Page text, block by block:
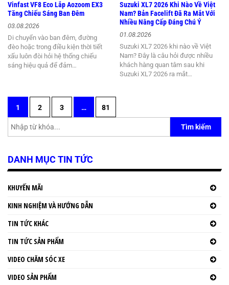
Vinfast VF8 Eco Lắp Aozoom EX3
Tăng Chiếu Sáng Ban Đêm
03.08.2026
Di chuyển vào ban đêm, đường
đèo hoặc trong điều kiện thời tiết
xấu luôn đòi hỏi hệ thống chiếu
sáng hiệu quả để đảm…
Suzuki XL7 2026 Khi Nào Về Việt
Nam? Bản Facelift Đã Ra Mắt Với
Nhiều Nâng Cấp Đáng Chú Ý
01.08.2026
Suzuki XL7 2026 khi nào về Việt
Nam? Đây là câu hỏi được nhiều
khách hàng quan tâm sau khi
Suzuki XL7 2026 ra mắt…
1 2 3 … 81
Tìm kiếm
DANH MỤC TIN TỨC
KHUYẾN MÃI
KINH NGHIỆM VÀ HƯỚNG DẪN
TIN TỨC KHÁC
TIN TỨC SẢN PHẨM
VIDEO CHĂM SÓC XE
VIDEO SẢN PHẨM